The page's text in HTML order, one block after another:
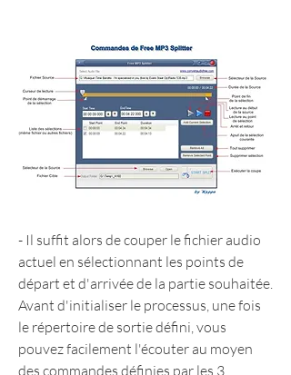
- Il suffit alors de couper le fichier audio
actuel en sélectionnant les points de
départ et d'arrivée de la partie souhaitée.
Avant d'initialiser le processus, une fois
le répertoire de sortie défini, vous
pouvez facilement l'écouter au moyen
des commandes définies par les 3